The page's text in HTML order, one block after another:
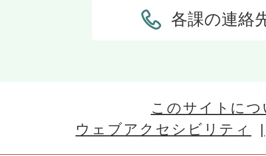
各課の連絡
このサイトに
ウェブアクセシビリティ